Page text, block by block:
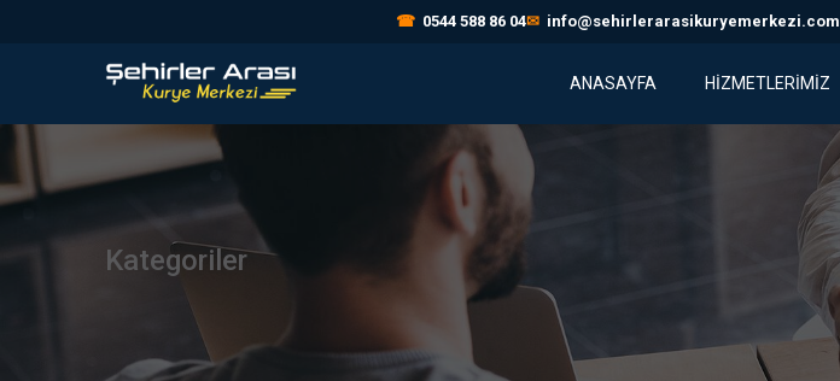
☎ 0544 588 86 04✉ info@sehirlerarasikuryemerkezi.com
ANASAYFA HİZMETLERİMİZ
Kategoriler